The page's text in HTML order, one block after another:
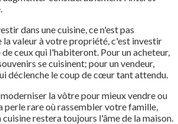
dans une cuisine, ce n'est pas
la valeur à votre propriété, c'est investir
ceux qui l'habiteront. Pour un acheteur,
se cuisinent; pour un vendeur,
déclenche le coup de cœur tant attendu.
la vôtre pour mieux vendre ou
perle rare où rassembler votre famille,
restera toujours l'âme de la maison.